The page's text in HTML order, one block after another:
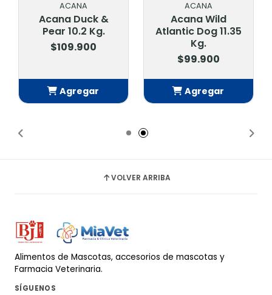
ACANA
Acana Duck &
Pear 10.2 Kg.
$109.900
Agregar
ACANA
Acana Wild
Atlantic Dog 11.35
Kg.
$99.900
Agregar
VOLVER ARRIBA
Alimentos de Mascotas, accesorios de mascotas y
Farmacia Veterinaria.
SÍGUENOS